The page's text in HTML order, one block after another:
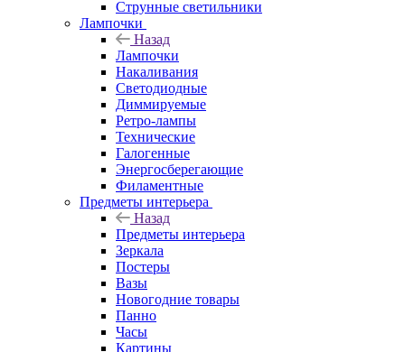
Струнные светильники
Лампочки
Назад
Лампочки
Накаливания
Светодиодные
Диммируемые
Ретро-лампы
Технические
Галогенные
Энергосберегающие
Филаментные
Предметы интерьера
Назад
Предметы интерьера
Зеркала
Постеры
Вазы
Новогодние товары
Панно
Часы
Картины